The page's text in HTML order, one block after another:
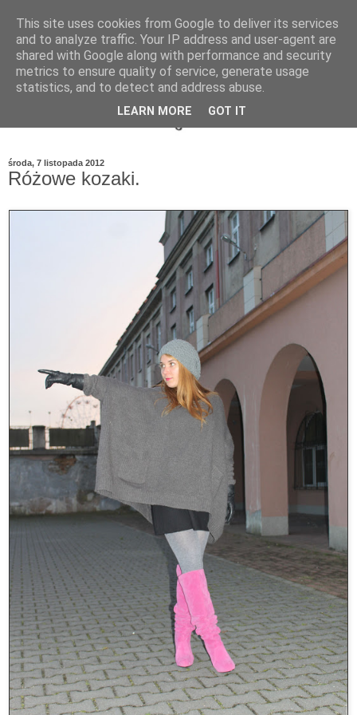
środa, 7 listopada 2012
Różowe kozaki.
This site uses cookies from Google to deliver its services
and to analyze traffic. Your IP address and user-agent are
shared with Google along with performance and security
metrics to ensure quality of service, generate usage
statistics, and to detect and address abuse.
LEARN MORE GOT IT